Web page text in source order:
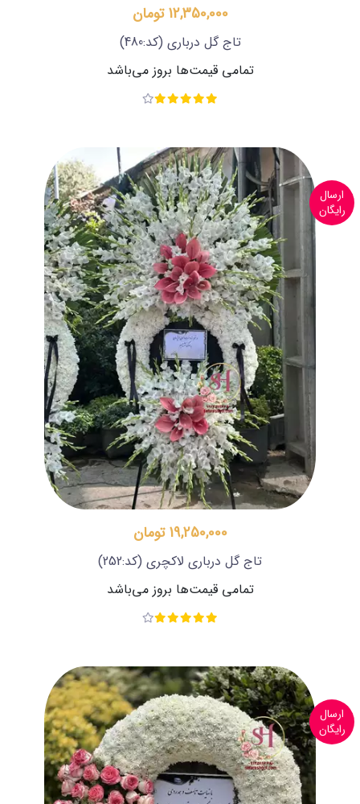
12,350,000 تومان
تاج گل درباری (کد:480)
تمامی قیمت‌ها بروز می‌باشد
ارسال
رایگان
19,250,000 تومان
تاج گل درباری لاکچری (کد:252)
تمامی قیمت‌ها بروز می‌باشد
ارسال
رایگان